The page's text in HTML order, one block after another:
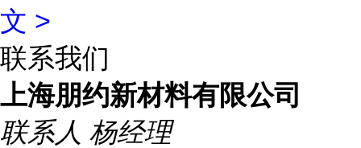
文 >
联系我们
上海朋约新材料有限公司
联系人 杨经理